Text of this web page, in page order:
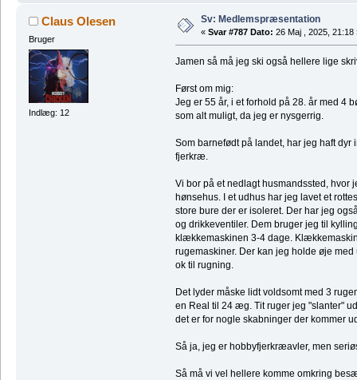
Claus Olesen
Bruger
Indlæg: 12
Sv: Medlemspræsentation
« Svar #787 Dato: 26 Maj , 2025, 21:18
Jamen så må jeg ski også hellere lige
Først om mig:
Jeg er 55 år, i et forhold på 28. år med 4
som alt muligt, da jeg er nysgerrig.
Som barnefødt på landet, har jeg haft
fjerkræ.
Vi bor på et nedlagt husmandssted, hvor
hønsehus. I et udhus har jeg lavet et
store bure der er isoleret. Der har jeg
og drikkeventiler. Dem bruger jeg til
klækkemaskinen 3-4 dage.
rugemaskiner. Der kan jeg holde øje
ok til rugning.
Det lyder måske lidt voldsomt med 3
en Real til 24 æg. Tit ruger jeg "slanter"
det er for nogle skabninger der kommer
Så ja, jeg er hobbyfjerkræavler, men
Så må vi vel hellere komme omkring